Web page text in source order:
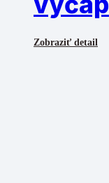
Zobraziť detail